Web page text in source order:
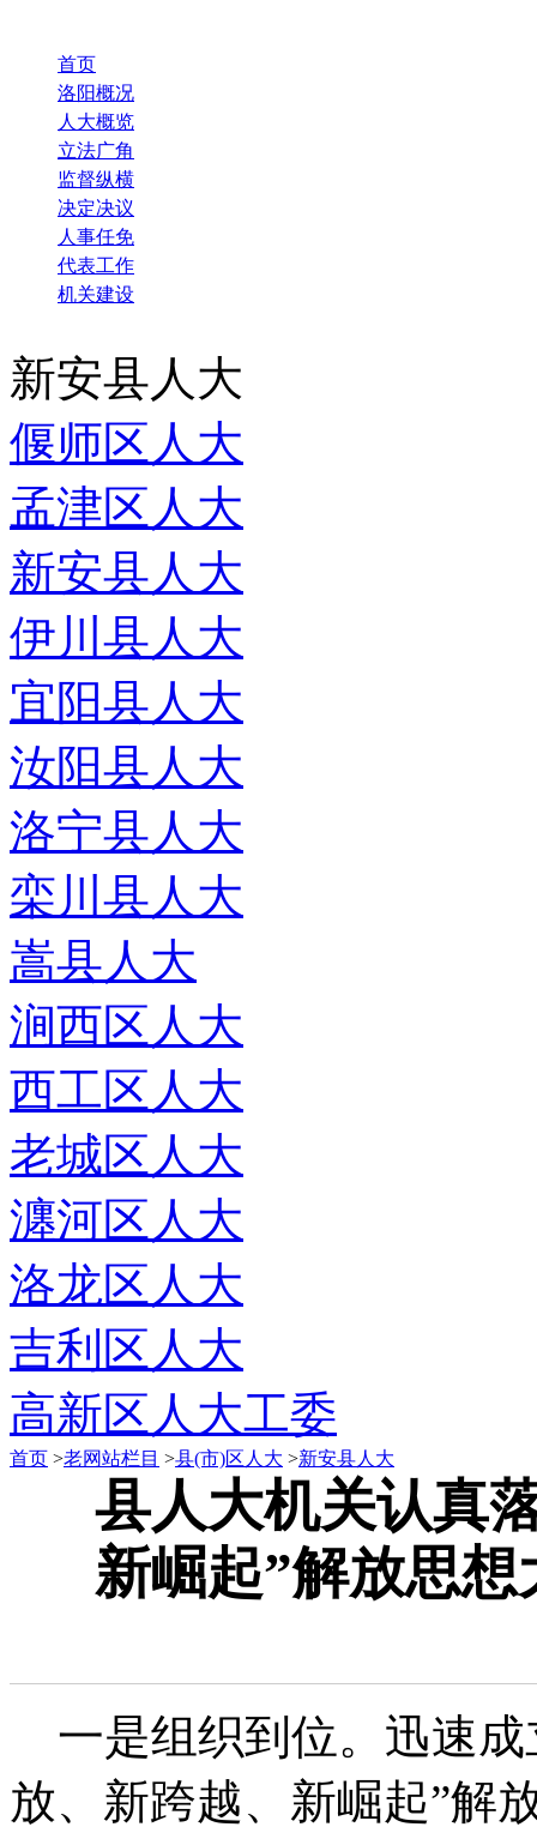
首页
洛阳概况
人大概览
立法广角
监督纵横
决定决议
人事任免
代表工作
机关建设
新安县人大
偃师区人大
孟津区人大
新安县人大
伊川县人大
宜阳县人大
汝阳县人大
洛宁县人大
栾川县人大
嵩县人大
涧西区人大
西工区人大
老城区人大
瀍河区人大
洛龙区人大
吉利区人大
高新区人大工委
首页 >老网站栏目 >县(市)区人大 >新安县人大
县人大机关认真
新崛起”解放思
一是组织到位。迅速成
放、新跨越、新崛起”解